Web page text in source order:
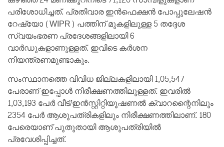
പരിശോധിച്ചത്. പ്രതിവാര ഇന്‍ഫെക്ഷന്‍ പോപ്പുലേഷന്‍
റേഷ്യോ (WIPR) പത്തിന് മുകളിലുള്ള 5 തദ്ദേശ
സ്വയംഭരണ പ്രദേശങ്ങളിലായി 6
വാര്‍ഡുകളാണുള്ളത്. ഇവിടെ കര്‍ശന
നിയന്ത്രണമുണ്ടാകും.
സംസ്ഥാനത്തെ വിവിധ ജില്ലകളിലായി 1,05,547
പേരാണ് ഇപ്പോള്‍ നിരീക്ഷണത്തിലുള്ളത്. ഇവരില്‍
1,03,193 പേര്‍ വീട്/ഇന്‍സ്റ്റിറ്റിയൂഷണല്‍ ക്വാറന്റൈനിലും
2354 പേര്‍ ആശുപത്രികളിലും നിരീക്ഷണത്തിലാണ്. 180
പേരെയാണ് പുതുതായി ആശുപത്രിയില്‍
പ്രവേശിപ്പിച്ചത്.